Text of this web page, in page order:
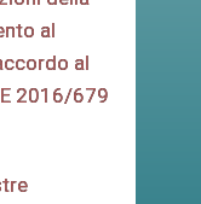
al
al
2016/679